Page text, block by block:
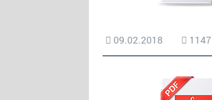
09.02.2018 1147